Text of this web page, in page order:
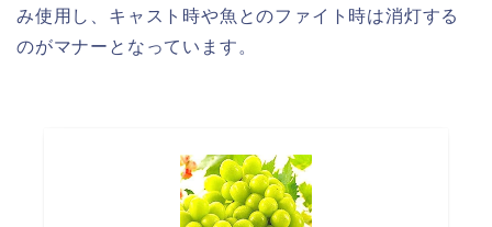
み使用し、キャスト時や魚とのファイト時は消灯する
のがマナーとなっています。